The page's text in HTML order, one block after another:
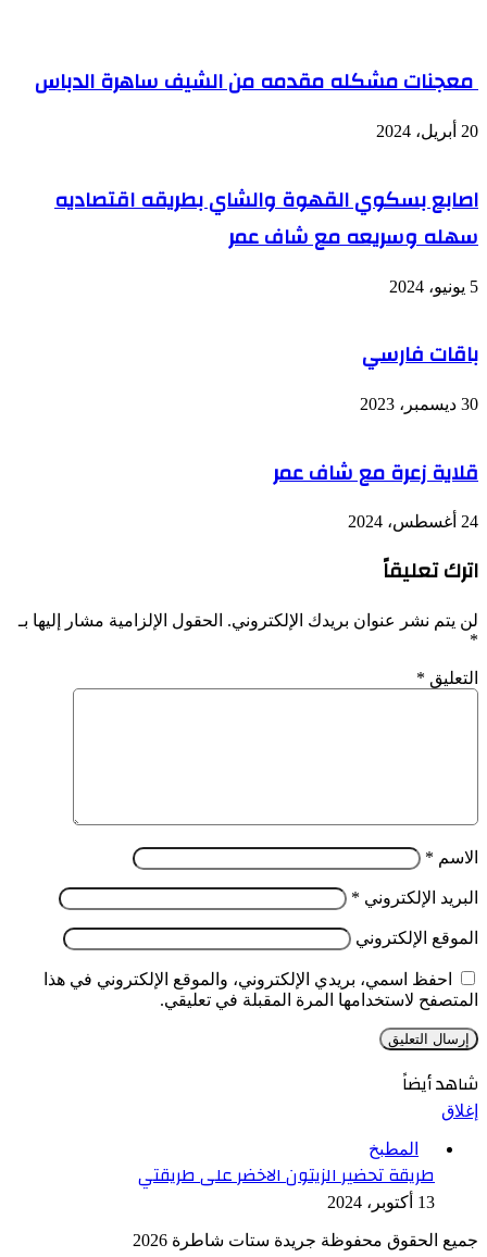
معجنات مشكله مقدمه من الشيف ساهرة الدباس
20 أبريل، 2024
اصابع بسكوي القهوة والشاي بطريقه اقتصاديه
سهله وسريعه مع شاف عمر
5 يونيو، 2024
باقات فارسي
30 ديسمبر، 2023
قلاية زعرة مع شاف عمر
24 أغسطس، 2024
اترك تعليقاً
لن يتم نشر عنوان بريدك الإلكتروني. الحقول الإلزامية مشار إليها بـ
*
التعليق *
الاسم *
البريد الإلكتروني *
الموقع الإلكتروني
احفظ اسمي، بريدي الإلكتروني، والموقع الإلكتروني في هذا
المتصفح لاستخدامها المرة المقبلة في تعليقي.
شاهد أيضاً
إغلاق
المطبخ
طريقة تحضير الزيتون الاخضر على طريقتي
13 أكتوبر، 2024
جميع الحقوق محفوظة جريدة ستات شاطرة 2026